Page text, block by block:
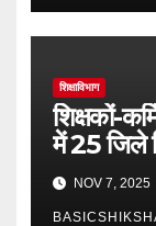
शिक्षाविभाग
शिक्षकों-
में 25 जिले
NOV 7, 2025